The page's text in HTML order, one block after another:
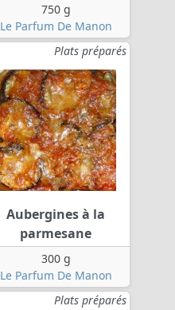
750 g
Le Parfum De Manon
Plats préparés
Aubergines à la
parmesane
300 g
Le Parfum De Manon
Plats préparés